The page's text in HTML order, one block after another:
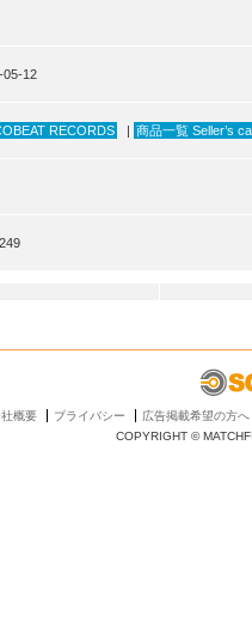
05-12
RECORDS | 商品一覧 Seller’s
概要 プライバシー
広告掲載希望の方へ
COPYRIGHT ©